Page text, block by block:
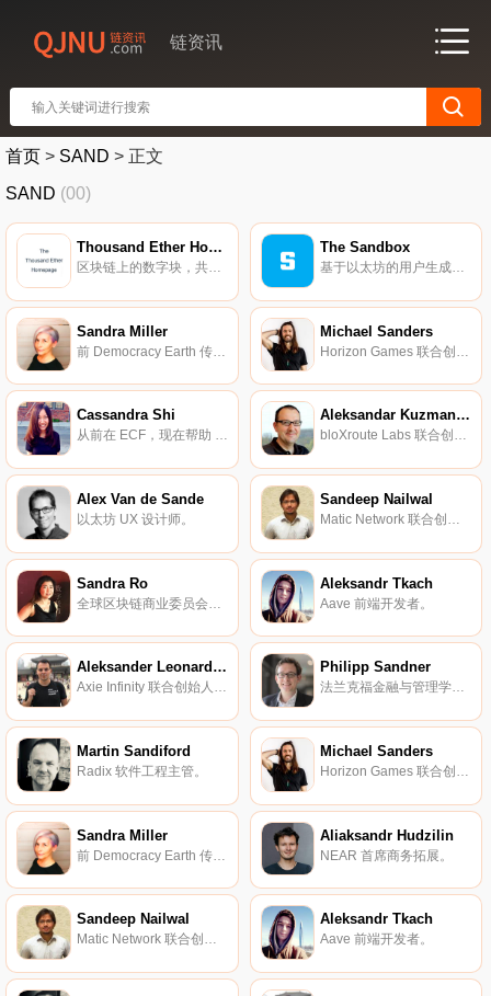
链资讯
首页 > SAND > 正文
SAND (00)
Thousand Ether Homepage
区块链上的数字块，共同写下历史。
The Sandbox
基于以太坊的用户生成的体素视频游戏。
Sandra Miller
前 Democracy Earth 传播总监。
Michael Sanders
Cassandra Shi
从前在 ECF，现在帮助 Moloch DAO 成为现实。
Aleksandar Kuzmanovic
bloXroute Labs 联合创始人。
Alex Van de Sande
以太坊 UX 设计师。
Sandeep Nailwal
Matic Network 联合创始人兼首席运营官。
Sandra Ro
全球区块链商业委员会首席执行官。
Aleksandr Tkach
Aave 前端开发者。
Aleksander Leonard Larsen
Axie Infinity 联合创始人兼首席运营官。
Philipp Sandner
法兰克福金融与管理学院的区块链中心负责人。
Martin Sandiford
Radix 软件工程主管。
Michael Sanders
Horizon Games 联合创始人。
Sandra Miller
前 Democracy Earth 传播总监。
Aliaksandr Hudzilin
NEAR 首席商务拓展。
Sandeep Nailwal
Matic Network 联合创始人兼首席运营官。
Aleksandr Tkach
Aave 前端开发者。